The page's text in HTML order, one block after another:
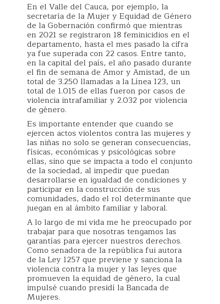
En el Valle del Cauca, por ejemplo, la
secretaría de la Mujer y Equidad de Género
de la Gobernación confirmó que mientras
en 2021 se registraron 18 feminicidios en el
departamento, hasta el mes pasado la cifra
ya fue superada con 22 casos. Entre tanto,
en la capital del país, el año pasado durante
el fin de semana de Amor y Amistad, de un
total de 3.250 llamadas a la Línea 123, un
total de 1.015 de ellas fueron por casos de
violencia intrafamiliar y 2.032 por violencia
de género.
Es importante entender que cuando se
ejercen actos violentos contra las mujeres y
las niñas no solo se generan consecuencias,
físicas, económicas y psicológicas sobre
ellas, sino que se impacta a todo el conjunto
de la sociedad, al impedir que puedan
desarrollarse en igualdad de condiciones y
participar en la construcción de sus
comunidades, dado el rol determinante que
juegan en al ámbito familiar y laboral.
A lo largo de mi vida me he preocupado por
trabajar para que nosotras tengamos las
garantías para ejercer nuestros derechos.
Como senadora de la república fui autora
de la Ley 1257 que previene y sanciona la
violencia contra la mujer y las leyes que
promueven la equidad de género, la cual
impulsé cuando presidí la Bancada de
Mujeres.